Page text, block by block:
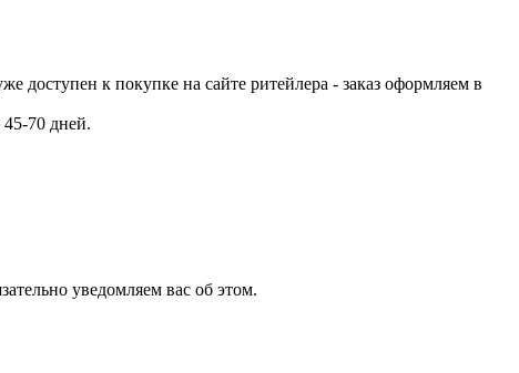
доступен к покупке на сайте ритейлера - заказ оформляем в
45-70 дней.
уведомляем вас об этом.